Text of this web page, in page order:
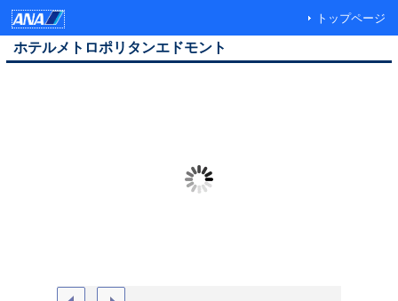
トップページ
ホテルメトロポリタンエドモント